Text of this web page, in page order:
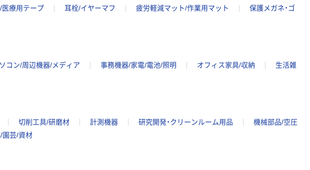
医療用テープ 耳栓/イヤーマフ 疲労軽減マット/作業用マット
保護メガネ・ゴ
コン/周辺機器/メディア 事務機器/家電/電池/照明 オフィス家具/収納
生活雑
切削工具/研磨材 計測機器 研究開発・クリーンルーム用品
機械部品/空圧
園芸/資材